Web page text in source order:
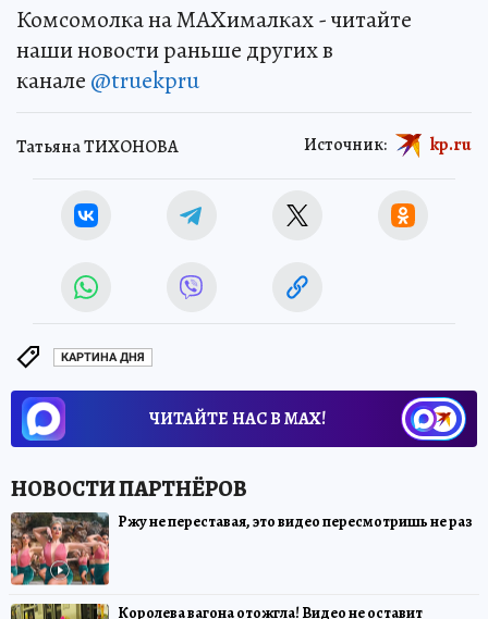
Комсомолка на MAXималках - читайте
наши новости раньше других в
канале @truekpru
Татьяна ТИХОНОВА Источник: kp.ru
КАРТИНА ДНЯ
ЧИТАЙТЕ НАС В МАХ!
Ржу не переставая, это видео пересмотришь не раз
Королева вагона отожгла! Видео не оставит